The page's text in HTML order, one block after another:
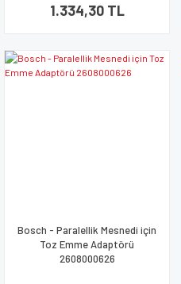
1.334,30 TL
Bosch - Paralellik Mesnedi için
Toz Emme Adaptörü
2608000626